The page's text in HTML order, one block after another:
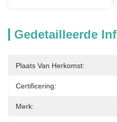
Gedetailleerde
Plaats Van Herkomst:
Certificering:
Merk: